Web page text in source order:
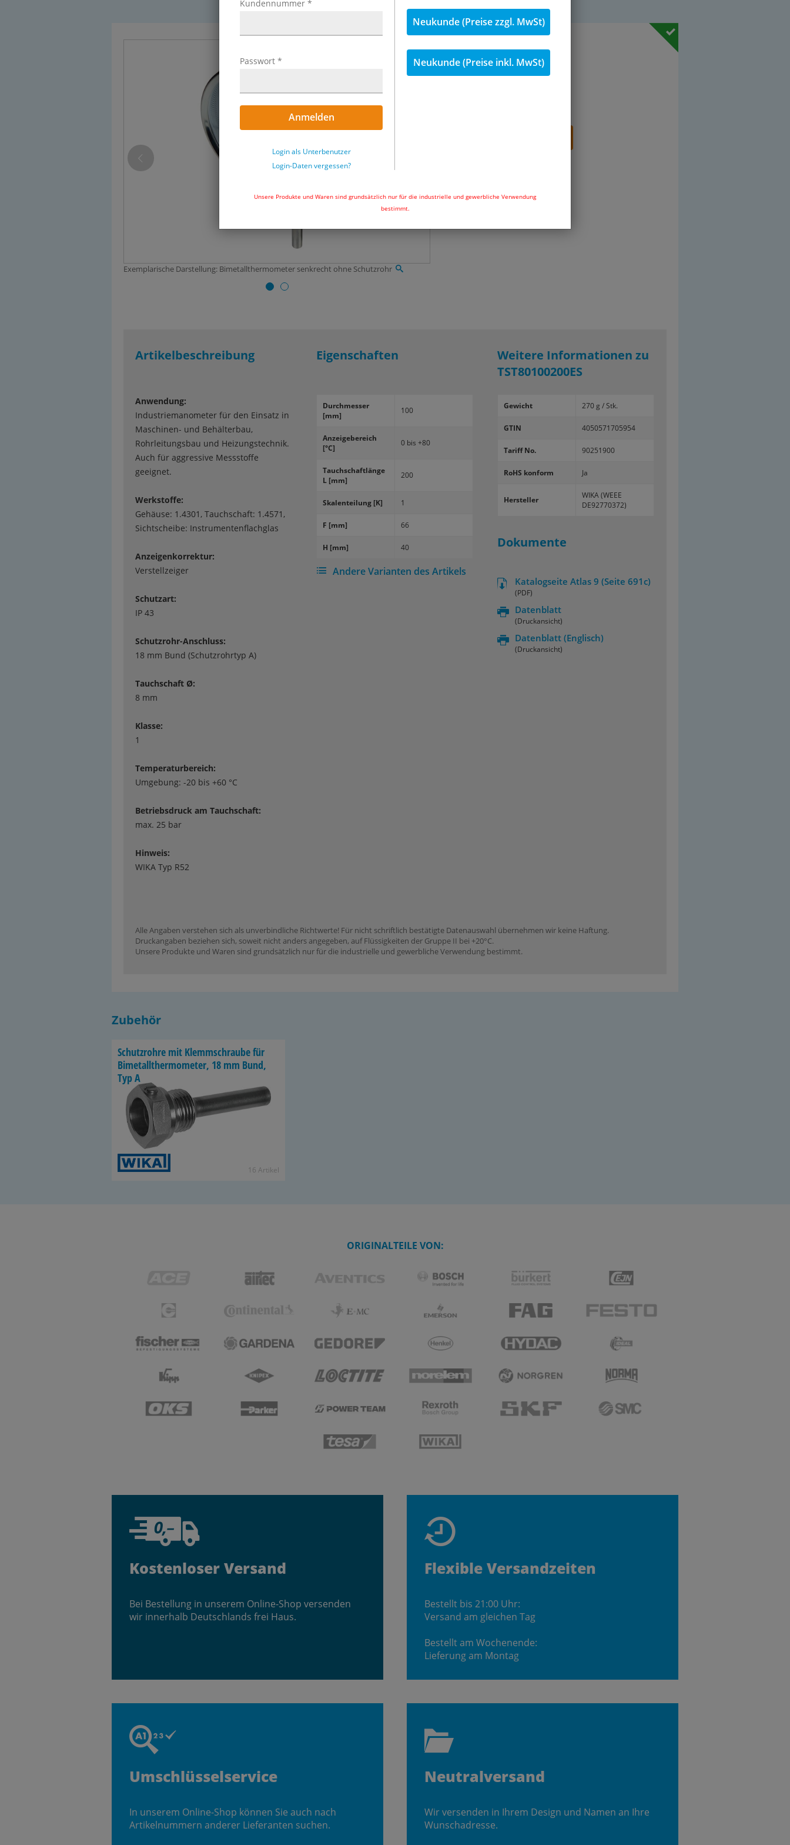
Kundennummer *
Passwort *
Anmelden
Login als Unterbenutzer
Login-Daten vergessen?
Neukunde (Preise zzgl. MwSt)
Neukunde (Preise inkl. MwSt)
Unsere Produkte und Waren sind grundsätzlich nur für die industrielle und gewerbliche Verwendung
bestimmt.
inkl. MwSt.
Exemplarische Darstellung: Bimetallthermometer senkrecht ohne Schutzrohr
228,13 €
Menge Stk.
Artikelbeschreibung
Anwendung:
Industriemanometer für den Einsatz in
Maschinen- und Behälterbau,
Rohrleitungsbau und Heizungstechnik.
Auch für aggressive Messstoffe
geeignet.
Werkstoffe:
Gehäuse: 1.4301, Tauchschaft: 1.4571,
Sichtscheibe: Instrumentenflachglas
Anzeigenkorrektur:
Verstellzeiger
Schutzart:
IP 43
Schutzrohr-Anschluss:
18 mm Bund (Schutzrohrtyp A)
Tauchschaft Ø:
8 mm
Klasse:
1
Temperaturbereich:
Umgebung: -20 bis +60 °C
Betriebsdruck am Tauchschaft:
max. 25 bar
Hinweis:
WIKA Typ R52
Eigenschaften
Durch­mes­ser
[mm]
100
An­zei­ge­be­reich
[°C]
0 bis +80
Tauch­schaft­län­ge
L [mm]
200
Ska­len­tei­lung [K] 1
F [mm] 66
H [mm] 40
Andere Varianten des Artikels
Weitere Informationen zu
TST80100200ES
Gewicht 270 g / Stk.
GTIN 4050571705954
Tariff No. 90251900
RoHS konform Ja
Hersteller
WIKA (WEEE
DE92770372)
Dokumente
Katalogseite Atlas 9 (Seite 691c)
(PDF)
Datenblatt
(Druckansicht)
Datenblatt (Englisch)
(Druckansicht)
Alle Angaben verstehen sich als unverbindliche Richtwerte! Für nicht schriftlich bestätigte Datenauswahl übernehmen wir keine Haftung.
Druckangaben beziehen sich, soweit nicht anders angegeben, auf Flüssigkeiten der Gruppe II bei +20°C.
Unsere Produkte und Waren sind grundsätzlich nur für die industrielle und gewerbliche Verwendung bestimmt.
Zubehör
Schutz­roh­re mit Klemm­schrau­be für
Bi­me­tall­ther­mo­me­ter, 18 mm Bund,
Typ A
16 Ar­ti­kel
ORIGINALTEILE VON:
Kostenloser Versand
Bei Bestellung in unserem Online-Shop versenden
wir innerhalb Deutschlands frei Haus.
Flexible Versandzeiten
Bestellt bis 21:00 Uhr:
Versand am gleichen Tag
Bestellt am Wochenende:
Lieferung am Montag
Umschlüsselservice
In unserem Online-Shop können Sie auch nach
Artikelnummern anderer Lieferanten suchen.
Neutralversand
Wir versenden in Ihrem Design und Namen an Ihre
Wunschadresse.